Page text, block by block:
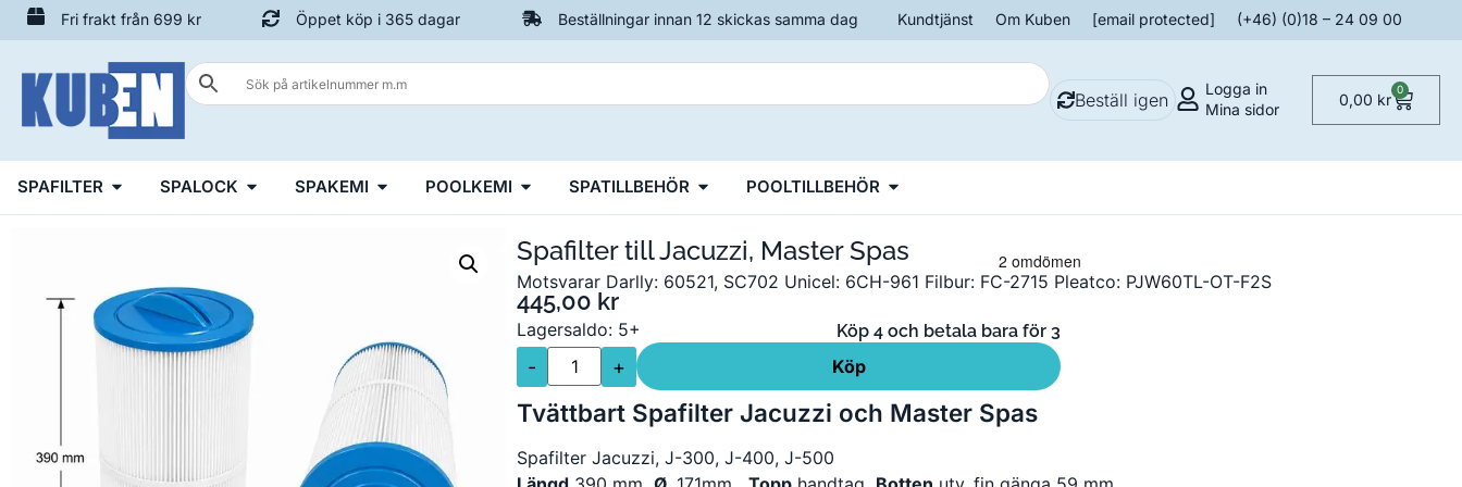
Fri frakt från 699 kr Öppet köp i 365 dagar Beställningar innan 12 skickas samma dag Kundtjänst Om Kuben [email protected] (+46) (0)18 – 24 09 00
Beställ igen
Logga in
Mina sidor
0,00 kr
0
SPAFILTER SPALOCK SPAKEMI POOLKEMI SPATILLBEHÖR POOLTILLBEHÖR
Spafilter till Jacuzzi, Master Spas
Motsvarar Darlly: 60521, SC702 Unicel: 6CH-961 Filbur: FC-2715 Pleatco: PJW60TL-OT-F2S
445,00 kr
Lagersaldo: 5+ Köp 4 och betala bara för 3
- + Köp
Tvättbart Spafilter Jacuzzi och Master Spas
Spafilter Jacuzzi, J-300, J-400, J-500